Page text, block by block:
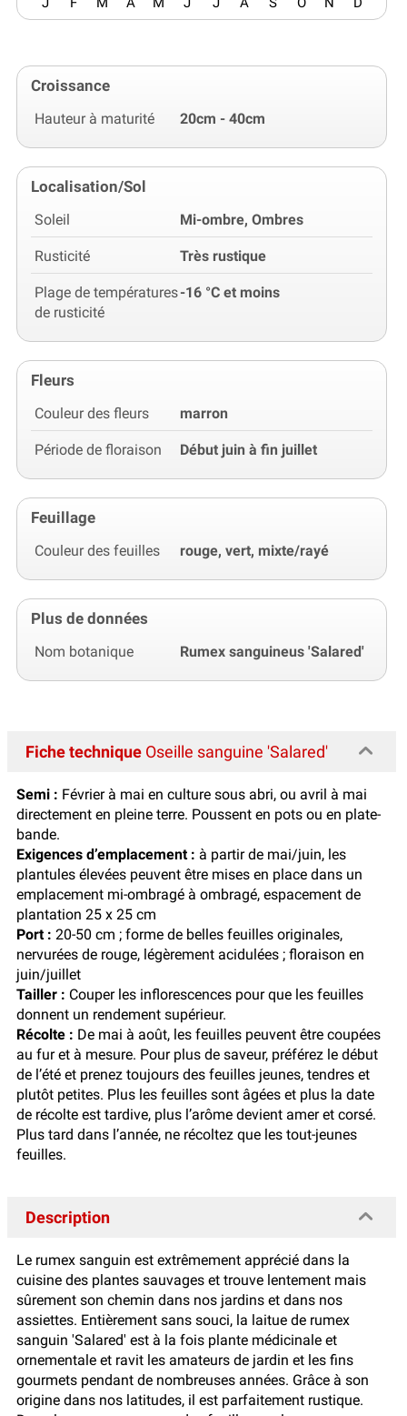
Croissance
Hauteur à maturité 20cm - 40cm
Localisation/Sol
Soleil Mi-ombre, Ombres
Rusticité Très rustique
Plage de températures
de rusticité
-16 °C et moins
Fleurs
Couleur des fleurs marron
Période de floraison Début juin à fin juillet
Feuillage
Couleur des feuilles rouge, vert, mixte/rayé
Plus de données
Nom botanique Rumex sanguineus 'Salared'
Fiche technique Oseille sanguine 'Salared'
Semi : Février à mai en culture sous abri, ou avril à mai
directement en pleine terre. Poussent en pots ou en plate-
bande.
Exigences d’emplacement : à partir de mai/juin, les
plantules élevées peuvent être mises en place dans un
emplacement mi-ombragé à ombragé, espacement de
plantation 25 x 25 cm
Port : 20-50 cm ; forme de belles feuilles originales,
nervurées de rouge, légèrement acidulées ; floraison en
juin/juillet
Tailler : Couper les inflorescences pour que les feuilles
donnent un rendement supérieur.
Récolte : De mai à août, les feuilles peuvent être coupées
au fur et à mesure. Pour plus de saveur, préférez le début
de l’été et prenez toujours des feuilles jeunes, tendres et
plutôt petites. Plus les feuilles sont âgées et plus la date
de récolte est tardive, plus l’arôme devient amer et corsé.
Plus tard dans l’année, ne récoltez que les tout-jeunes
feuilles.
Description
Le rumex sanguin est extrêmement apprécié dans la
cuisine des plantes sauvages et trouve lentement mais
sûrement son chemin dans nos jardins et dans nos
assiettes. Entièrement sans souci, la laitue de rumex
sanguin 'Salared' est à la fois plante médicinale et
ornementale et ravit les amateurs de jardin et les fins
gourmets pendant de nombreuses années. Grâce à son
origine dans nos latitudes, il est parfaitement rustique.